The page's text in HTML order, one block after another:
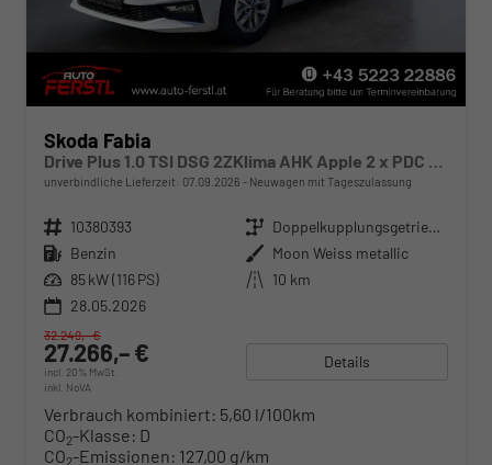
Skoda Fabia
Drive Plus 1.0 TSI DSG 2ZKlima AHK Apple 2 x PDC Sitzheizung 5J Garantie Kessy
unverbindliche Lieferzeit: 07.09.2026 Neuwagen mit Tageszulassung
Fahrzeugnr. 10380393 Getriebe
Doppelkupplungsgetriebe (DSG)
Kraftstoff Benzin Außenfarbe Moon Weiss metallic
Leistung 85 kW (116 PS) Kilometerstand 10 km
28.05.2026
27.266,– €
incl. 20% MwSt.
inkl. NoVA
32.249,– €
Details
Verbrauch kombiniert: 5,60 l/100km
CO2-Klasse: D
CO2-Emissionen: 127,00 g/km